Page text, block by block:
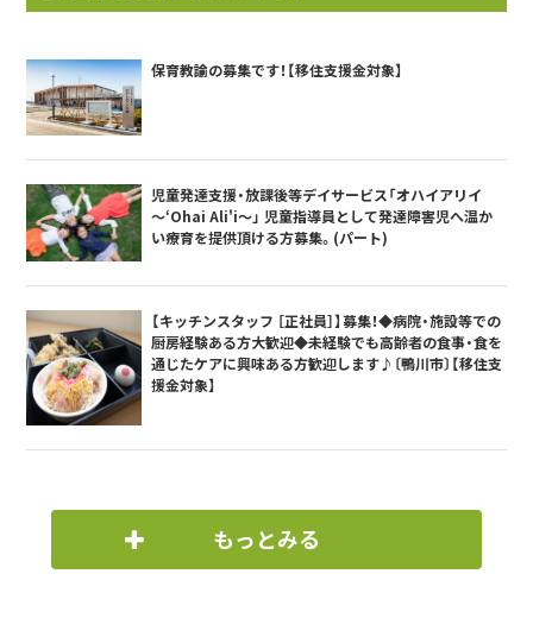
保育教諭の募集です！【移住支援金対象】
児童発達支援・放課後等デイサービス「オハイアリイ
～‘Ohai Ali'i～」 児童指導員として発達障害児へ温か
い療育を提供頂ける方募集。(パート)
【キッチンスタッフ ［正社員］】募集！◆病院・施設等での
厨房経験ある方大歓迎◆未経験でも高齢者の食事・食を
通じたケアに興味ある方歓迎します♪〔鴨川市〕【移住支
援金対象】
もっとみる